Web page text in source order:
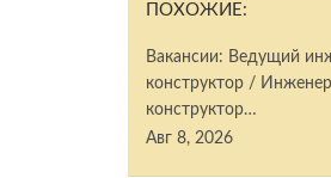
ПОХОЖИЕ:
Вакансии: Ведущий
конструктор /
конструктор…
Авг 8, 2026